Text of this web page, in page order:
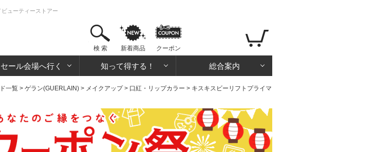
ューティーストアー
検 索 新着商品 クーポン
セール会場へ行く 知って得する！ 総合案内
一覧 > ゲラン(GUERLAIN) > メイクアップ> 口紅・リップカラー > キスキスビーリフトプライマ